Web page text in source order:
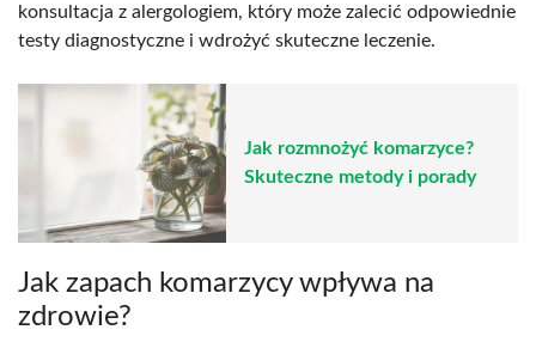
konsultacja z alergologiem, który może zalecić odpowiednie
testy diagnostyczne i wdrożyć skuteczne leczenie.
Jak rozmnożyć komarzyce?
Skuteczne metody i porady
Jak zapach komarzycy wpływa na
zdrowie?